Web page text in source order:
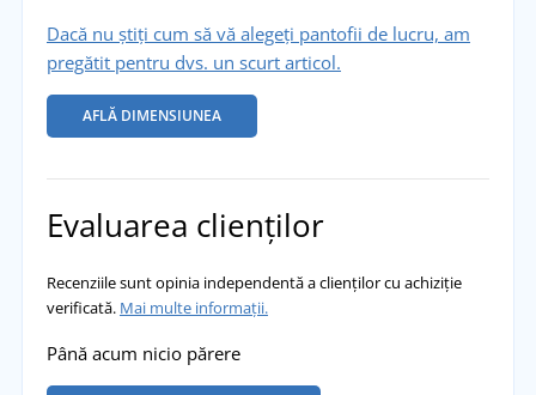
Dacă nu știți cum să vă alegeți pantofii de lucru, am
pregătit pentru dvs. un scurt articol.
AFLĂ DIMENSIUNEA
Evaluarea clienților
Recenziile sunt opinia independentă a clienților cu achiziție
verificată. Mai multe informații.
Până acum nicio părere